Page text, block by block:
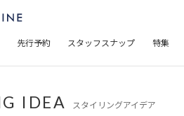
先行予約 スタッフスナップ 特集